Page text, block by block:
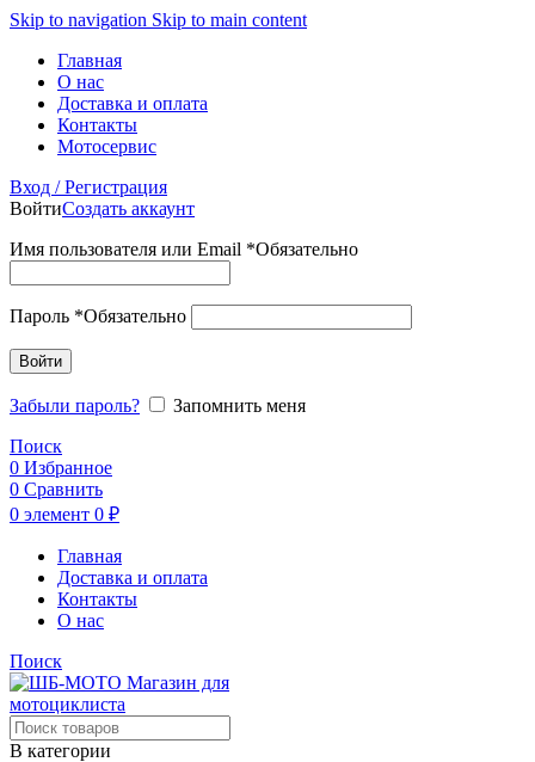
Skip to navigation Skip to main content
Главная
О нас
Доставка и оплата
Контакты
Мотосервис
Вход / Регистрация
ВойтиСоздать аккаунт
Имя пользователя или Email *Обязательно
Пароль *Обязательно
Войти
Забыли пароль?
Запомнить меня
Поиск
0 Избранное
0 Сравнить
0 элемент 0 ₽
Главная
Доставка и оплата
Контакты
О нас
Поиск
В категории